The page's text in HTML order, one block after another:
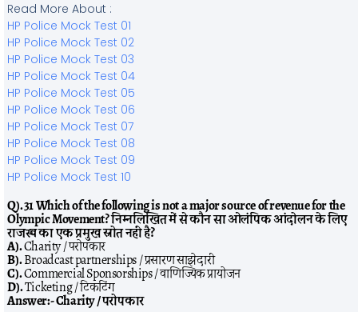
Read More About :
HP Police Mock Test 01
HP Police Mock Test 02
HP Police Mock Test 03
HP Police Mock Test 04
HP Police Mock Test 05
HP Police Mock Test 06
HP Police Mock Test 07
HP Police Mock Test 08
HP Police Mock Test 09
HP Police Mock Test 10
Q). 31 Which of the following is not a major source of revenue for the
Olympic Movement? निम्नलिखित में से कौन सा ओलंपिक आंदोलन के लिए
राजस्व का एक प्रमुख स्रोत नहीं है?
A).Charity / परोपकार
B).Broadcast partnerships / प्रसारण साझेदारी
C).Commercial Sponsorships / वाणिज्यिक प्रायोजन
D).Ticketing / टिकटिंग
Answer:-Charity / परोपकार